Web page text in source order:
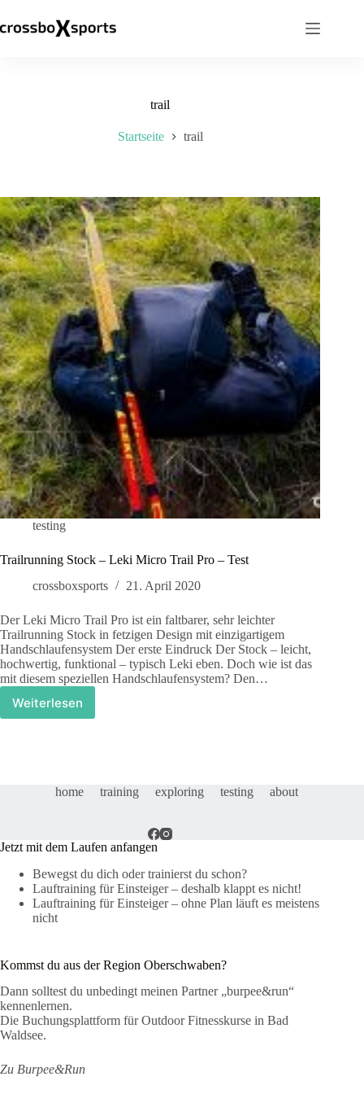
springen
trail
Startseite trail
testing
Trailrunning Stock – Leki Micro Trail Pro – Test
crossboxsports
21. April 2020
Der Leki Micro Trail Pro ist ein faltbarer, sehr leichter
Trailrunning Stock in fetzigen Design mit einzigartigem
Handschlaufensystem Der erste Eindruck Der Stock – leicht,
hochwertig, funktional – typisch Leki eben. Doch wie ist das
mit diesem speziellen Handschlaufensystem? Den…
Weiterlesen
Trailrunning
Trail
home training exploring testing about
Jetzt mit dem Laufen anfangen
Bewegst du dich oder trainierst du schon?
Lauftraining für Einsteiger – deshalb klappt es nicht!
Lauftraining für Einsteiger – ohne Plan läuft es meistens
nicht
Kommst du aus der Region Oberschwaben?
Dann solltest du unbedingt meinen Partner „burpee&run“
kennenlernen.
Die Buchungsplattform für Outdoor Fitnesskurse in Bad
Waldsee.
Zu Burpee&Run